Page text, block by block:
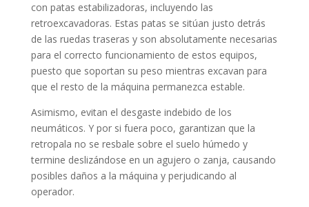
con patas estabilizadoras, incluyendo las
retroexcavadoras. Estas patas se sitúan justo detrás
de las ruedas traseras y son absolutamente necesarias
para el correcto funcionamiento de estos equipos,
puesto que soportan su peso mientras excavan para
que el resto de la máquina permanezca estable.
Asimismo, evitan el desgaste indebido de los
neumáticos. Y por si fuera poco, garantizan que la
retropala no se resbale sobre el suelo húmedo y
termine deslizándose en un agujero o zanja, causando
posibles daños a la máquina y perjudicando al
operador.